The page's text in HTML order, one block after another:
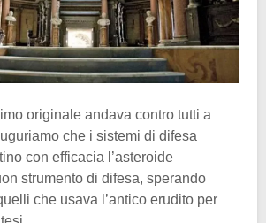
originale andava contro tutti a
che i sistemi di difesa
con efficacia l’asteroide
strumento di difesa, sperando
che usava l’antico erudito per